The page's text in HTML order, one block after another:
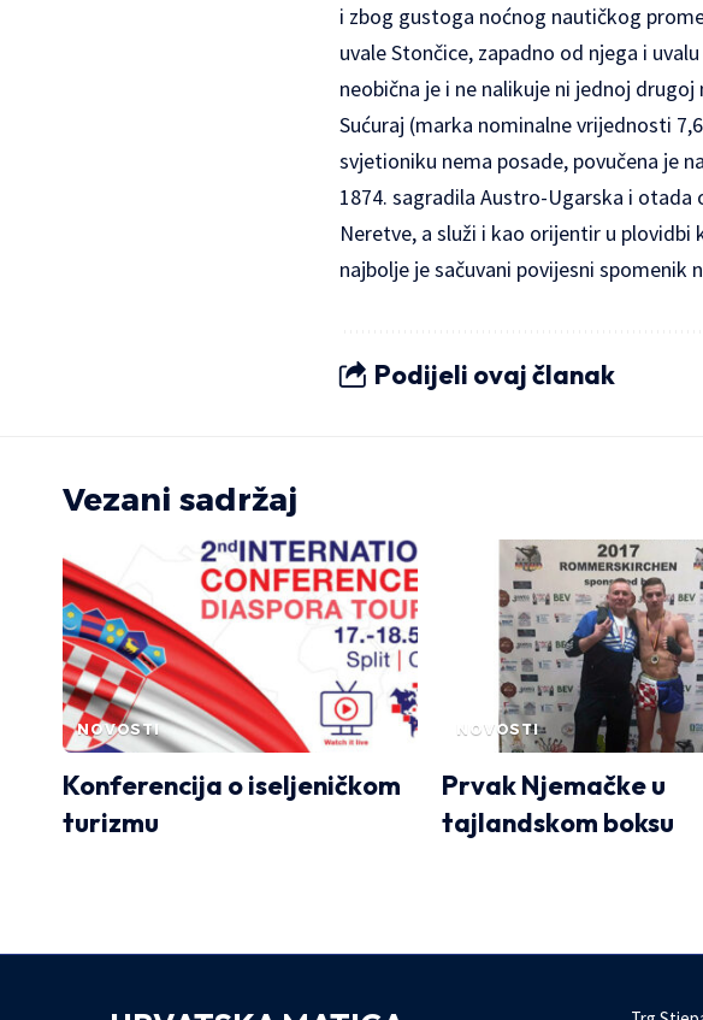
i zbog gustoga noćnog nautičkog
uvale Stončice, zapadno od njega i
neobična je i ne nalikuje ni jednoj
Sućuraj (marka nominalne vrijednosti
svjetioniku nema posade, povučena je
1874. sagradila Austro-Ugarska i otada
Neretve, a služi i kao orijentir u
najbolje je sačuvani povijesni spomenik
Podijeli ovaj članak
Vezani sadržaj
NOVOSTI
Konferencija o iseljeničkom
turizmu
NOVOSTI
Prvak Njemačke u
tajlandskom boksu